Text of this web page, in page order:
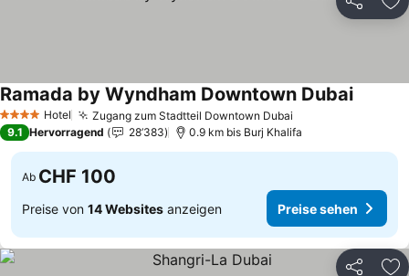
Teilen
4 Sterne Hotel Zugang zum Stadtteil Downtown Dubai
Ramada by Wyndham Downtown Dubai
9.1 Hervorragend 28’383 0.9 km bis Burj Khalifa
Ab CHF 100
Preise von 14 Websites anzeigen Preise sehen